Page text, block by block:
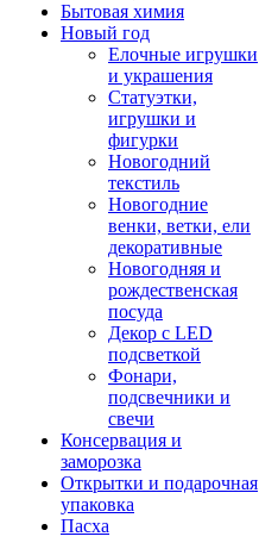
Бытовая химия
Новый год
Елочные игрушки
и украшения
Статуэтки,
игрушки и
фигурки
Новогодний
текстиль
Новогодние
венки, ветки, ели
декоративные
Новогодняя и
рождественская
посуда
Декор с LED
подсветкой
Фонари,
подсвечники и
свечи
Консервация и
заморозка
Открытки и подарочная
упаковка
Пасха